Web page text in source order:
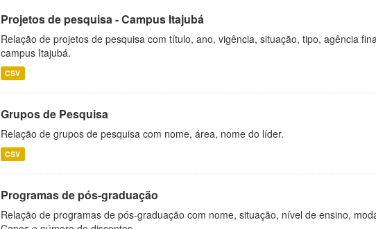
Projetos de pesquisa - Campus Itajubá
Relação de projetos de pesquisa com título, ano, vigência, situação, tipo, agência
campus Itajubá.
CSV
Grupos de Pesquisa
Relação de grupos de pesquisa com nome, área, nome do líder.
CSV
Programas de pós-graduação
Relação de programas de pós-graduação com nome, situação, nível de ensino,